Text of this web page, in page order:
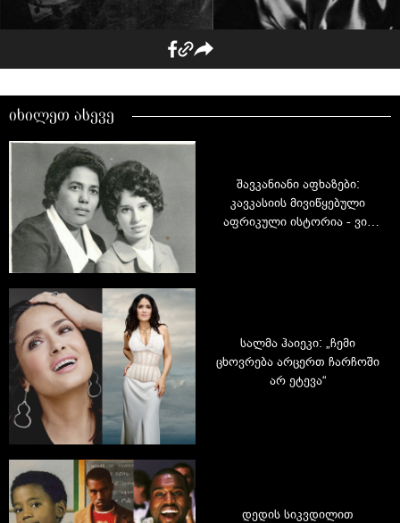
იხილეთ ასევე
შავკანიანი აფხაზები:
კავკასიის მივიწყებული
აფრიკული ისტორია - ვინ
სალმა ჰაიეკი: „ჩემი
ცხოვრება არცერთ ჩარჩოში
არ ეტევა“
დედის სიკვდილით